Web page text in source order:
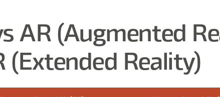
AR (Augmented
(Extended Reality)